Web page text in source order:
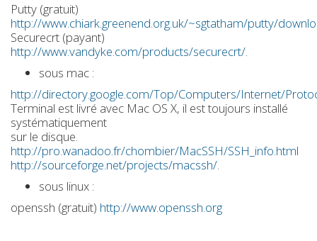
Putty (gratuit)
http://www.chiark.greenend.org.uk/~sgtatham/putty/
Securecrt (payant)
http://www.vandyke.com/products/securecrt/.
sous mac :
http://directory.google.com/Top/Computers/Internet/
Terminal est livré avec Mac OS X, il est toujours installé
systématiquement
sur le disque.
http://pro.wanadoo.fr/chombier/MacSSH/SSH_info.html
http://sourceforge.net/projects/macssh/.
sous linux :
openssh (gratuit) http://www.openssh.org